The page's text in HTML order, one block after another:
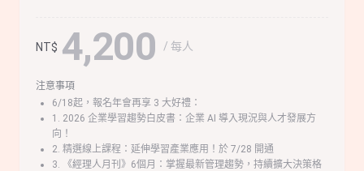
NT$ 4,200 / 每人
注意事項
6/18起，報名年會再享 3 大好禮：
1. 2026 企業學習趨勢白皮書：企業 AI 導入現況與人才發展方
向！
2. 精選線上課程：延伸學習產業應用！於 7/28 開通
3. 《經理人月刊》6個月：掌握最新管理趨勢，持續擴大決策格